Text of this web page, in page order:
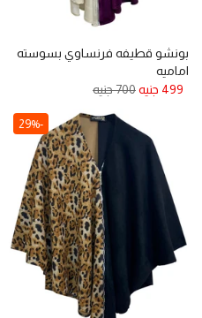
بونشو قطيفه فرنساوي بسوسته
اماميه
499 جنيه
700 جنيه
-29%